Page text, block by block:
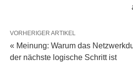
VORHERIGER ARTIKEL
« Meinung: Warum das
der nächste logische Schritt ist